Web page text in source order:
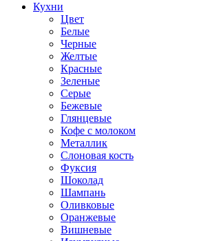
Кухни
Цвет
Белые
Черные
Желтые
Красные
Зеленые
Серые
Бежевые
Глянцевые
Кофе с молоком
Металлик
Слоновая кость
Фуксия
Шоколад
Шампань
Оливковые
Оранжевые
Вишневые